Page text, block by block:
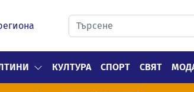
КУЛТУРА СПОРТ СВЯТ